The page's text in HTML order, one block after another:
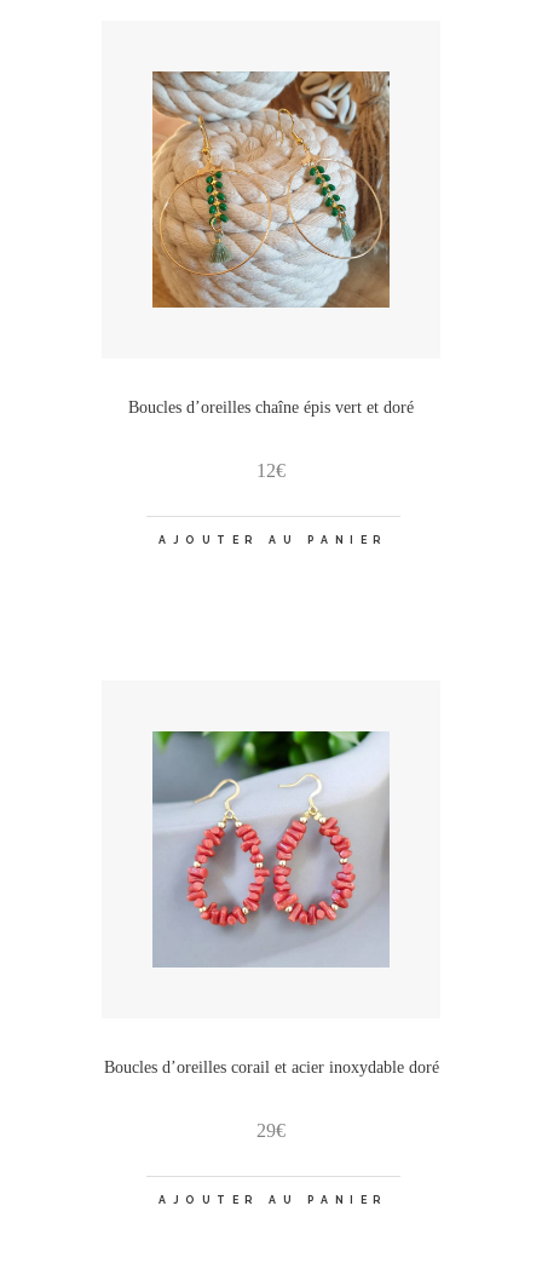
Boucles d’oreilles chaîne épis vert et doré
12€
AJOUTER AU PANIER
Boucles d’oreilles corail et acier inoxydable doré
29€
AJOUTER AU PANIER